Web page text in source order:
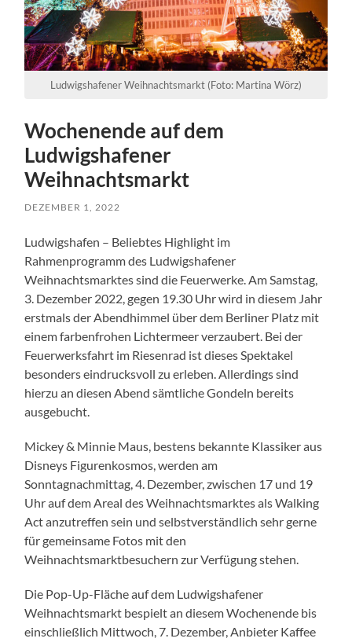
Ludwigshafener Weihnachtsmarkt (Foto: Martina Wörz)
Wochenende auf dem
Ludwigshafener
Weihnachtsmarkt
DEZEMBER 1, 2022
Ludwigshafen – Beliebtes Highlight im
Rahmenprogramm des Ludwigshafener
Weihnachtsmarktes sind die Feuerwerke. Am Samstag,
3. Dezember 2022, gegen 19.30 Uhr wird in diesem Jahr
erstmals der Abendhimmel über dem Berliner Platz mit
einem farbenfrohen Lichtermeer verzaubert. Bei der
Feuerwerksfahrt im Riesenrad ist dieses Spektakel
besonders eindrucksvoll zu erleben. Allerdings sind
hierzu an diesen Abend sämtliche Gondeln bereits
ausgebucht.
Mickey & Minnie Maus, bestens bekannte Klassiker aus
Disneys Figurenkosmos, werden am
Sonntagnachmittag, 4. Dezember, zwischen 17 und 19
Uhr auf dem Areal des Weihnachtsmarktes als Walking
Act anzutreffen sein und selbstverständlich sehr gerne
für gemeinsame Fotos mit den
Weihnachtsmarktbesuchern zur Verfügung stehen.
Die Pop-Up-Fläche auf dem Ludwigshafener
Weihnachtsmarkt bespielt an diesem Wochenende bis
einschließlich Mittwoch, 7. Dezember, Anbieter Kaffee